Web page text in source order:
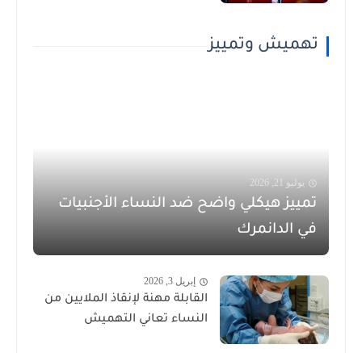
تهميش وتمييز
يوليو 21, 2026
تمييز هيكلي واضح ضد النساء الأجنبيات
في الدانمرك
إبريل 3, 2026
القابلة مهنة لإنقاذ الملايين من
النساء تعاني التهميش